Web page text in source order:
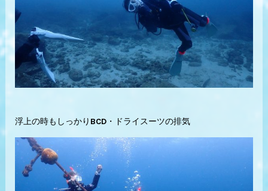
浮上の時もしっかりBCD・ドライスーツの排気